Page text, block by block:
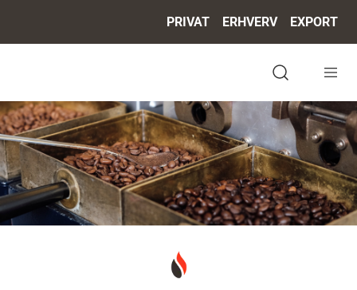
PRIVAT ERHVERV EXPORT
Fødevaresikkerhed &
Kaffeviden
Kontakt